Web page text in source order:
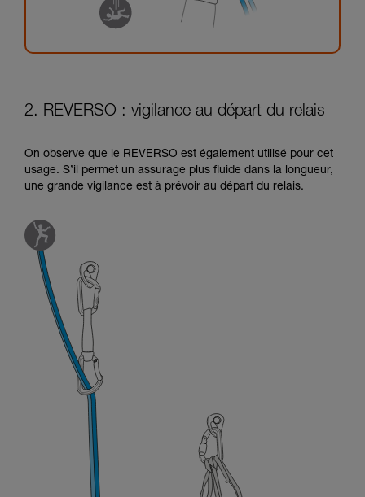
2. REVERSO : vigilance au départ du relais
On observe que le REVERSO est également utilisé pour cet
usage. S’il permet un assurage plus fluide dans la longueur,
une grande vigilance est à prévoir au départ du relais.